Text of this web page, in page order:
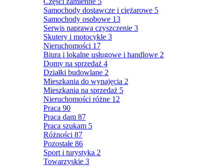
Samochody dostawcze i ciężarowe 5
Samochody osobowe 13
Serwis naprawa czyszczenie 3
Skutery i motocykle 3
Nieruchomości 17
Biura i lokalne usługowe i handlowe 2
Domy na sprzedaż 4
Działki budowlane 2
Mieszkania do wynajęcia 2
Mieszkania na sprzedaż 5
Nieruchomości różne 12
Praca 90
Praca dam 87
Praca szukam 5
Różności 87
Pozostałe 86
Sport i turystyka 2
Towarzyskie 3